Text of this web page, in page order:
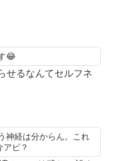
😂
せるなんてセルフネ
神経は分からん。これ
アピ？